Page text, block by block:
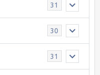
31
30
31